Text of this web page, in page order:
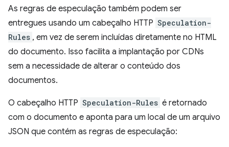
As regras de especulação também podem ser
entregues usando um cabeçalho HTTP Speculation-
Rules , em vez de serem incluídas diretamente no HTML
do documento. Isso facilita a implantação por CDNs
sem a necessidade de alterar o conteúdo dos
documentos.
O cabeçalho HTTP Speculation-Rules é retornado
com o documento e aponta para um local de um arquivo
JSON que contém as regras de especulação: